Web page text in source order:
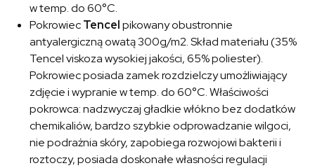
w temp. do 60°C.
PokrowiecTencelpikowany obustronnie
antyalergiczną owatą 300g/m2. Skład materiału (35%
Tencel viskoza wysokiej jakości, 65% poliester).
Pokrowiec posiada zamek rozdzielczy umożliwiający
zdjęcie i wypranie w temp. do 60°C. Właściwości
pokrowca: nadzwyczaj gładkie włókno bez dodatków
chemikaliów, bardzo szybkie odprowadzanie wilgoci,
nie podrażnia skóry, zapobiega rozwojowi bakterii i
roztoczy, posiada doskonałe własności regulacji